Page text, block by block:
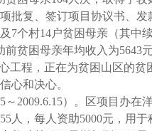
批复、签订项目协议书、
7个村14户贫困母亲（其中
前贫困母亲年均收入为5643
工程，正在为贫困山区的
心和决心。
～ 2009.6.15）。区项目办在
55 人，每人资助5000元，用于